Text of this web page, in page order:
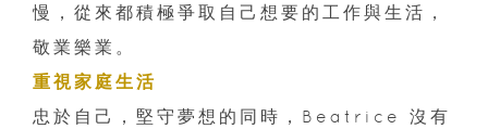
慢，從來都積極爭取自己想要的工作與生活，
敬業樂業。
重視家庭生活
忠於自己，堅守夢想的同時，Beatrice 沒有